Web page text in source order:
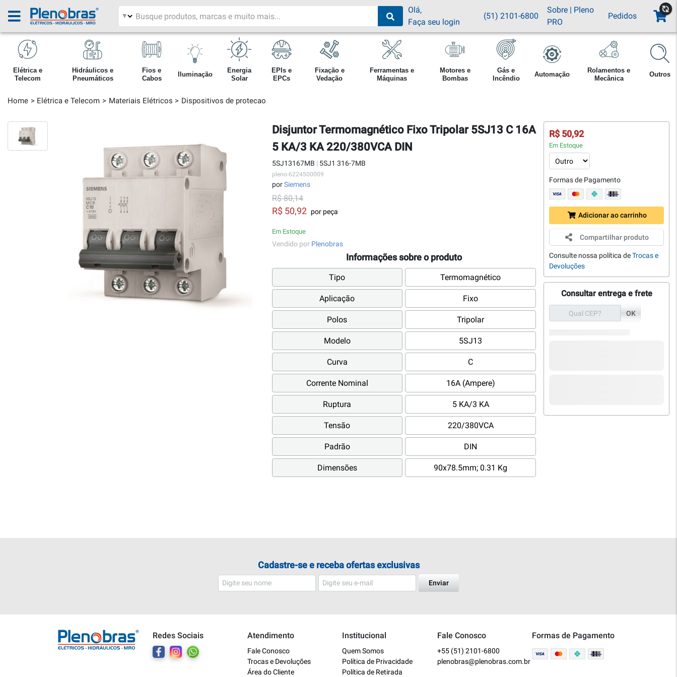
Filtrar por área
Pesquisar produtos
Olá,
Faça seu login
(51) 2101-6800
Sobre| Pleno
PRO
Pedidos
Elétrica e
Telecom
Hidráulicos e
Pneumáticos
Fios e
Cabos
Iluminação
Energia
Solar
EPIs e
EPCs
Fixação e
Vedação
Ferramentas e
Máquinas
Motores e
Bombas
Gás e
Incêndio
Automação
Rolamentos e
Mecânica
Outros
Home Elétrica e Telecom Materiais Elétricos Dispositivos de protecao
Disjuntor Termomagnético Fixo Tripolar 5SJ13 C 16A
5 KA/3 KA 220/380VCA DIN
5SJ13167MB | 5SJ1 316-7MB
pleno-6224500009
porSiemens
R$ 80,14
R$ 50,92 por peça
Em Estoque
Vendido por Plenobras
Informações sobre o produto
Tipo Termomagnético
Aplicação Fixo
Polos Tripolar
Modelo 5SJ13
Curva C
Corrente Nominal 16A (Ampere)
Ruptura 5 KA/3 KA
Tensão 220/380VCA
Padrão DIN
Dimensões 90x78.5mm; 0.31 Kg
R$ 50,92
Em Estoque
Formas de Pagamento
Adicionar ao carrinho
Compartilhar produto
Consulte nossa política deTrocas e
Devoluções
Consultar entrega e frete
OK
Cadastre-se e receba ofertas exclusivas
Enviar
Redes Sociais Atendimento
Fale Conosco
Trocas e Devoluções
Área do Cliente
Institucional
Quem Somos
Política de Privacidade
Política de Retirada
Fale Conosco
+55 (51) 2101-6800
plenobras@plenobras.com.br
Formas de Pagamento
Bem vindo a Plenobras! Aqui você
encontra toda a linha de materiais